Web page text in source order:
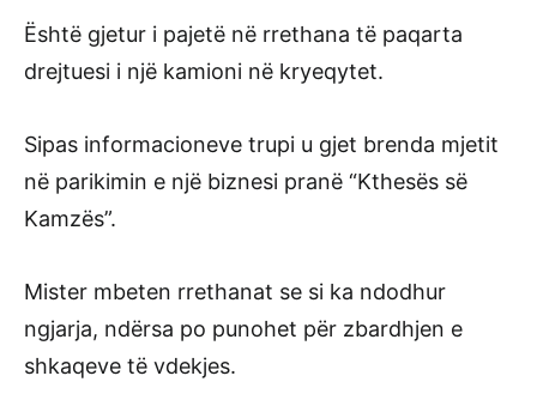
Është gjetur i pajetë në rrethana të paqarta
drejtuesi i një kamioni në kryeqytet.
Sipas informacioneve trupi u gjet brenda mjetit
në parikimin e një biznesi pranë “Kthesës së
Kamzës”.
Mister mbeten rrethanat se si ka ndodhur
ngjarja, ndërsa po punohet për zbardhjen e
shkaqeve të vdekjes.